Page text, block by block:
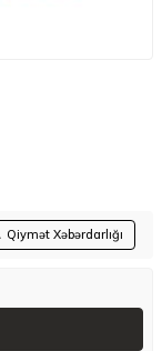
Qiymət Xəbərdarlığı